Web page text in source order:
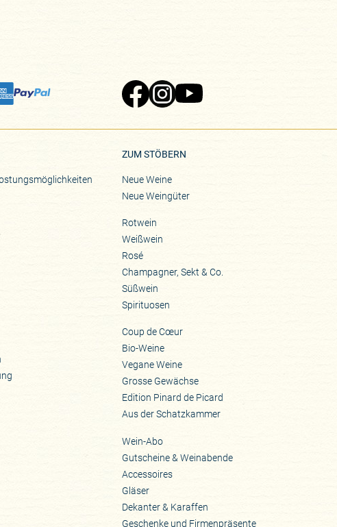
ZUM STÖBERN
Neue Weine
Neue Weingüter
Rotwein
Weißwein
Rosé
Champagner, Sekt & Co.
Süßwein
Spirituosen
Coup de Cœur
Bio-Weine
Vegane Weine
Grosse Gewächse
Edition Pinard de Picard
Aus der Schatzkammer
Wein-Abo
Gutscheine & Weinabende
Accessoires
Gläser
Dekanter & Karaffen
Geschenke und Firmenpräsente